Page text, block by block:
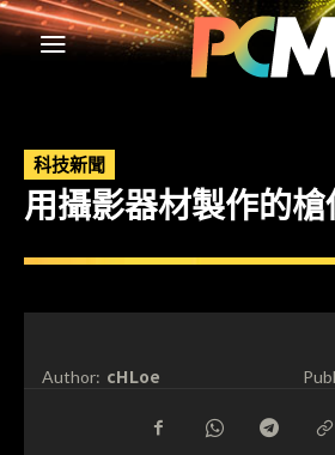
科技新聞
用攝影器材製作的槍
Author: cHLoe